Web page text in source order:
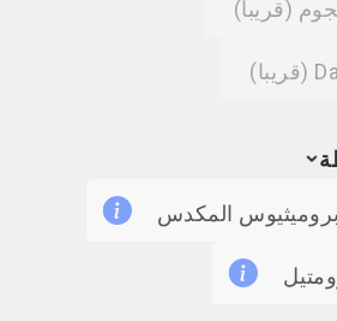
(قريبا)
(قريبا)
المكدس